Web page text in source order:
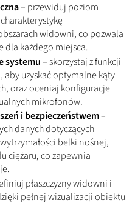
– przewiduj poziom
widowni, co pozwala
dla każdego miejsca.
systemu– skorzystaj z funkcji
uzyskać optymalne kąty
oraz oceniaj konfiguracje
mikrofonów.
i bezpieczeństwem–
danych dotyczących
belki nośnej,
ciężaru, co zapewnia
płaszczyzny widowni i
pełnej wizualizacji obiektu